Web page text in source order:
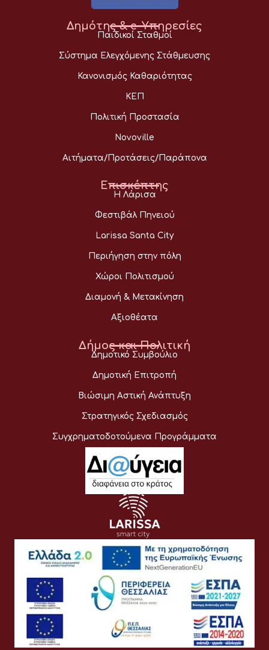
Δημότης & e-Υπηρεσίες
Παιδικοί Σταθμοί
Σύστημα Ελεγχόμενης Στάθμευσης
Κανονισμός Καθαριότητας
ΚΕΠ
Πολιτική Προστασία
Novoville
Αιτήματα/Προτάσεις/Παράπονα
Επισκέπτης
Η Λάρισα
Φεστιβάλ Πηνειού
Larissa Santa City
Περιήγηση στην πόλη
Χώροι Πολιτισμού
Διαμονή & Μετακίνηση
Αξιοθέατα
Δήμος και Πολιτική
Δημοτικό Συμβούλιο
Δημοτική Επιτροπή
Βιώσιμη Αστική Ανάπτυξη
Στρατηγικός Σχεδιασμός
Συγχρηματοδοτούμενα Προγράμματα